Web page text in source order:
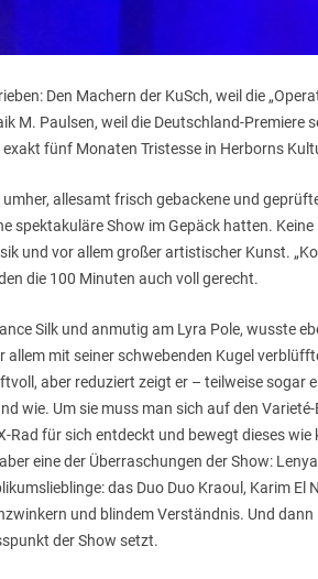
Den Machern der KuSch, weil die
M. Paulsen, weil die Deutschland-
fünf Monaten Tristesse in Herborns
allesamt frisch gebackene und
spektakuläre Show im Gepäck hatten.
und vor allem großer artistischer Kunst.
die 100 Minuten auch voll gerecht.
Silk und anmutig am Lyra Pole, wusste
allem mit seiner schwebenden Kugel
aber reduziert zeigt er – teilweise sogar
wie. Um sie muss man sich auf den
Rad für sich entdeckt und bewegt dieses
eine der Überraschungen der Show:
das Duo Duo Kraoul, Karim El
und blindem Verständnis. Und
der Show setzt.